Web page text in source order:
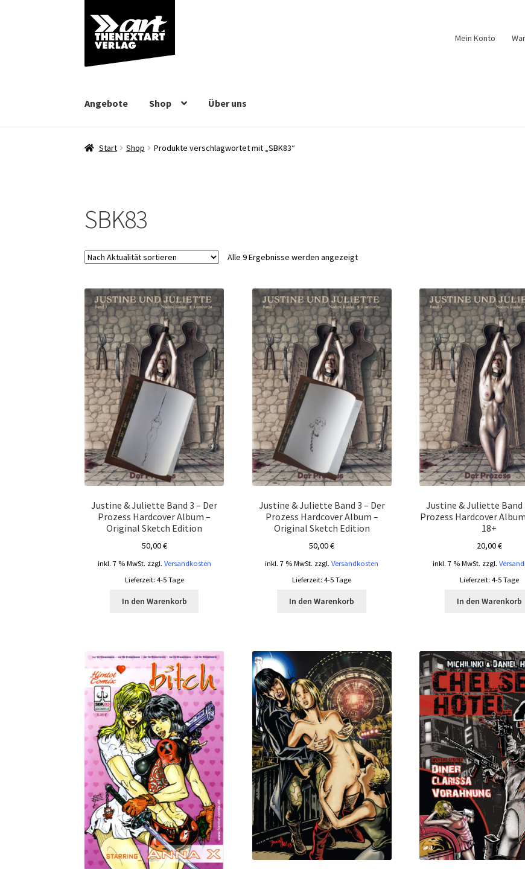
Zur
Navigation
springen
Zum
Inhalt
springen
Mein Konto
Angebote Shop Über uns
Start Shop Produkte verschlagwortet mit „SBK83“
SBK83
Alle 9 Ergebnisse werden angezeigtNach
Justine & Juliette Band 3 – Der
Prozess Hardcover Album –
Original Sketch Edition
50,00€
inkl. 7 % MwSt. zzgl. Versandkosten
Lieferzeit: 4-5 Tage
In den Warenkorb
Justine & Juliette Band 3 – Der
Prozess Hardcover Album –
Original Sketch Edition
50,00€
inkl. 7 % MwSt. zzgl.Versandkosten
Lieferzeit:4-5 Tage
In den Warenkorb
Justine & Juliette Band
Prozess Hardcover
18+
20,00€
inkl. 7 % MwSt. zzgl.
Lieferzeit: 4-5 Tage
In den Warenkorb